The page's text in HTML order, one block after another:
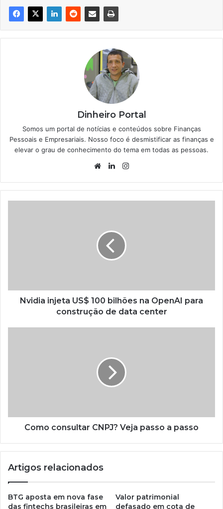
Dinheiro Portal
Somos um portal de notícias e conteúdos sobre Finanças
Pessoais e Empresariais. Nosso foco é desmistificar as finanças e
elevar o grau de conhecimento do tema em todas as pessoas.
WebsiteLinkedin
Nvidia injeta US$ 100 bilhões na OpenAI para
construção de data center
Como consultar CNPJ? Veja passo a passo
Artigos relacionados
BTG aposta em nova fase
das fintechs brasileiras em
Valor patrimonial
defasado em cota de